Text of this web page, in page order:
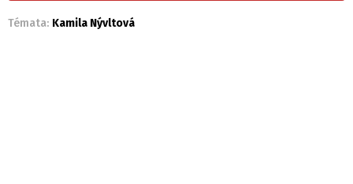
Témata: Kamila Nývltová